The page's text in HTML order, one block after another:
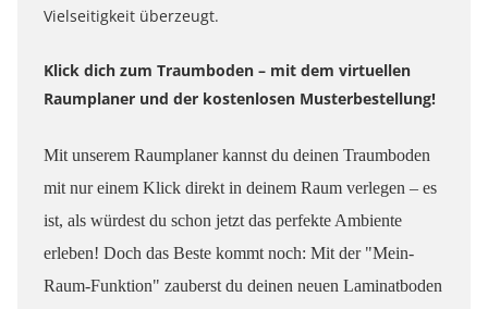
Vielseitigkeit überzeugt.
Klick dich zum Traumboden – mit dem virtuellen
Raumplaner und der kostenlosen Musterbestellung!
Mit unserem Raumplaner kannst du deinen Traumboden
mit nur einem Klick direkt in deinem Raum verlegen – es
ist, als würdest du schon jetzt das perfekte Ambiente
erleben! Doch das Beste kommt noch: Mit der "Mein-
Raum-Funktion" zauberst du deinen neuen Laminatboden